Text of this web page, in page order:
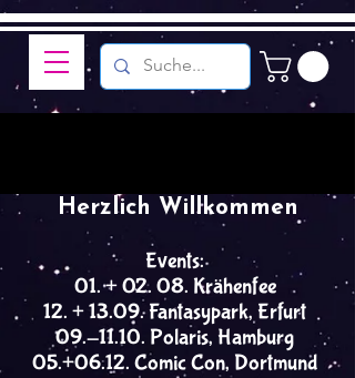
Events:
01. + 02. 08. Krähenfee
12. + 13.09. Fantasypark, Erfurt
09.-11.10. Polaris, Hamburg
05.+06.12. Comic Con, Dortmund
Herzlich Willkommen